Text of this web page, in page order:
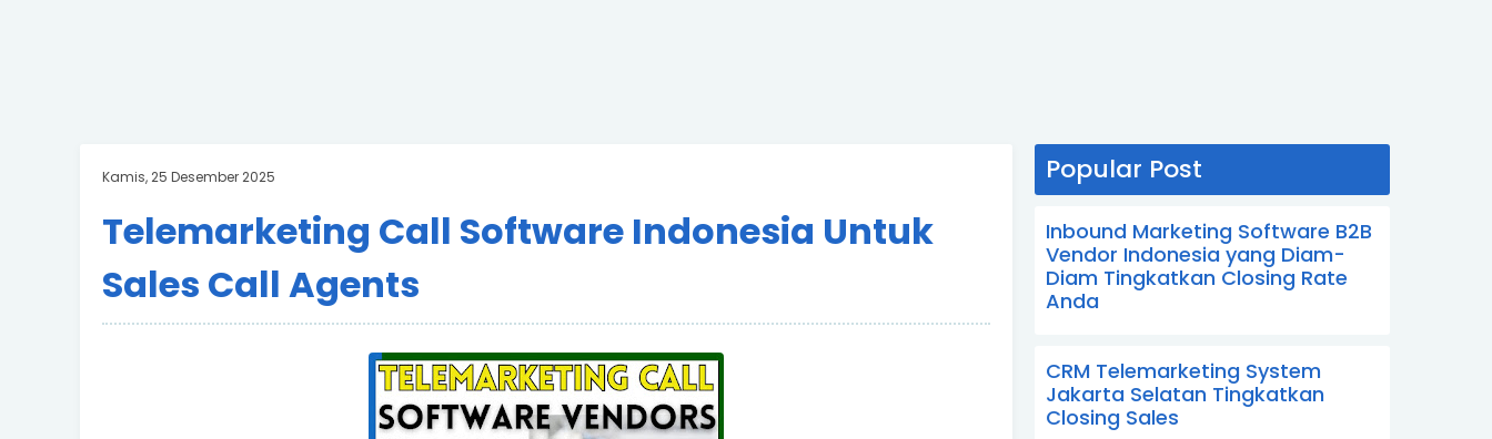
Kamis, 25 Desember 2025
Telemarketing Call Software Indonesia Untuk
Sales Call Agents
Popular Post
Inbound Marketing Software B2B
Vendor Indonesia yang Diam-
Diam Tingkatkan Closing Rate
Anda
CRM Telemarketing System
Jakarta Selatan Tingkatkan
Closing Sales